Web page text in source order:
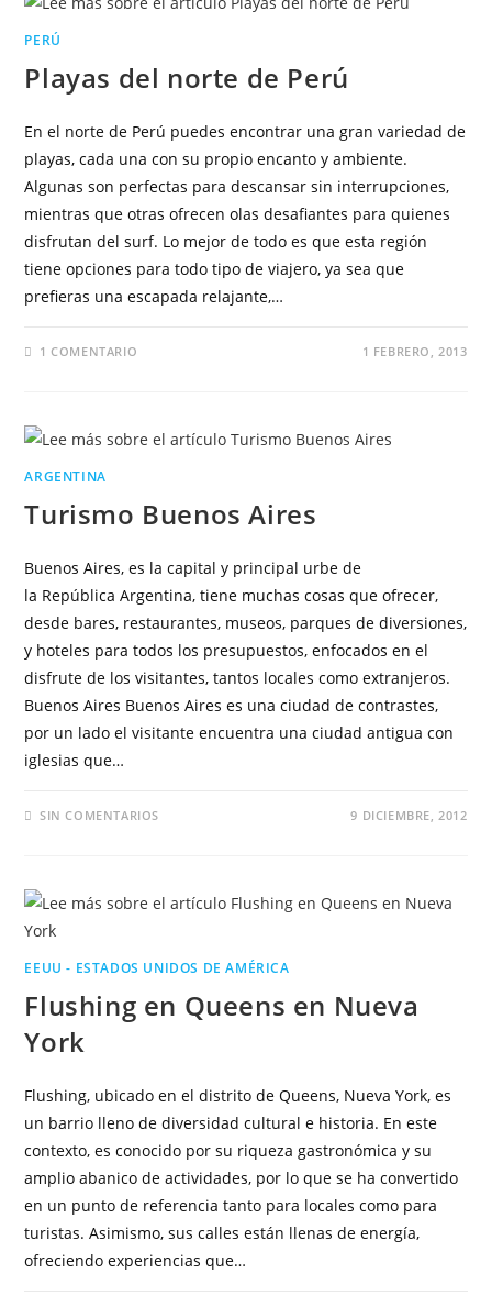
PERÚ
Playas del norte de Perú
En el norte de Perú puedes encontrar una gran variedad de
playas, cada una con su propio encanto y ambiente.
Algunas son perfectas para descansar sin interrupciones,
mientras que otras ofrecen olas desafiantes para quienes
disfrutan del surf. Lo mejor de todo es que esta región
tiene opciones para todo tipo de viajero, ya sea que
prefieras una escapada relajante,…
1 COMENTARIO 1 FEBRERO, 2013
ARGENTINA
Turismo Buenos Aires
Buenos Aires, es la capital y principal urbe de
la República Argentina, tiene muchas cosas que ofrecer,
desde bares, restaurantes, museos, parques de diversiones,
y hoteles para todos los presupuestos, enfocados en el
disfrute de los visitantes, tantos locales como extranjeros.
Buenos Aires Buenos Aires es una ciudad de contrastes,
por un lado el visitante encuentra una ciudad antigua con
iglesias que…
SIN COMENTARIOS 9 DICIEMBRE, 2012
EEUU - ESTADOS UNIDOS DE AMÉRICA
Flushing en Queens en Nueva
York
Flushing, ubicado en el distrito de Queens, Nueva York, es
un barrio lleno de diversidad cultural e historia. En este
contexto, es conocido por su riqueza gastronómica y su
amplio abanico de actividades, por lo que se ha convertido
en un punto de referencia tanto para locales como para
turistas. Asimismo, sus calles están llenas de energía,
ofreciendo experiencias que…